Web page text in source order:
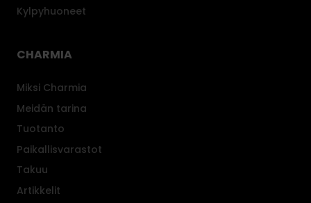
Kylpyhuoneet
CHARMIA
Miksi Charmia
Meidän tarina
Tuotanto
Paikallisvarastot
Takuu
Artikkelit